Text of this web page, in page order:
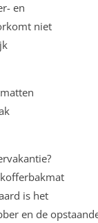
en
niet
is het
en de